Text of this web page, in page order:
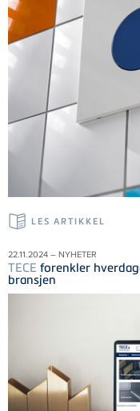
LES ARTIKKEL
22.11.2024 – NYHETER
TECE forenkler
bransjen